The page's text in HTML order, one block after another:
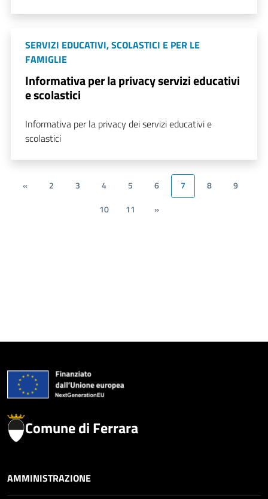
SERVIZI EDUCATIVI, SCOLASTICI E PER LE
FAMIGLIE
Informativa per la privacy servizi educativi
e scolastici
Informativa per la privacy dei servizi educativi e
scolastici
« 2 3 4 5 6 7 8
9
10
11 »
Comune di Ferrara
AMMINISTRAZIONE